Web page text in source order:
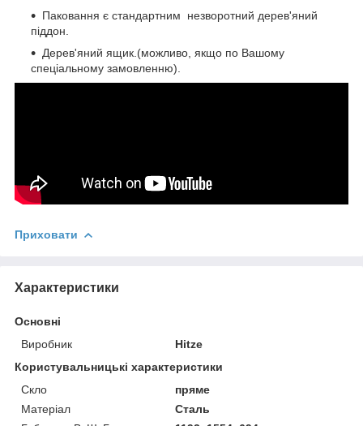
Паковання є стандартним незворотний дерев'яний
піддон.
Дерев'яний ящик.(можливо, якщо по Вашому
спеціальному замовленню).
Приховати
Характеристики
Основні
Виробник
Hitze
Користувальницькі характеристики
Скло
пряме
Матеріал
Сталь